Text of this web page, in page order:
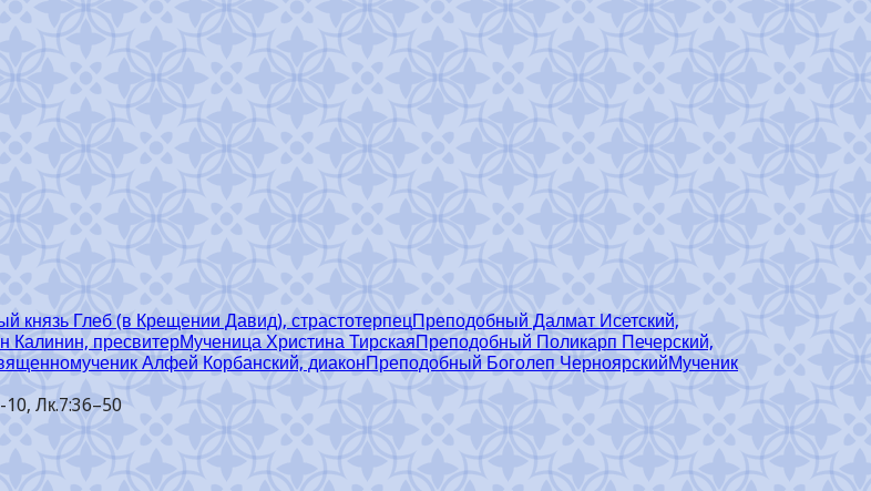
князь Глеб (в Крещении Давид), страстотерпецПреподобный Далмат Исетский,
Калинин, пресвитерМученица Христина ТирскаяПреподобный Поликарп Печерский,
Алфей Корбанский, диаконПреподобный Боголеп ЧерноярскийМученик
Лк.7:36–50